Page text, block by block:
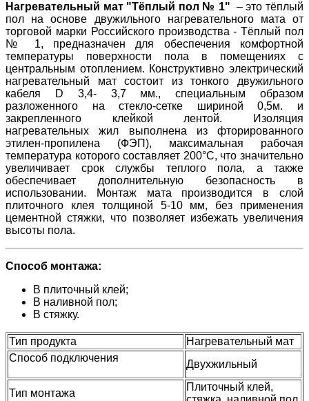
Нагревательный мат "Тёплый пол № 1" – это тёплый
пол на основе двужильного нагревательного мата от
торговой марки Российского производства - Тёплый пол
№ 1, предназначен для обеспечения комфортной
температуры поверхности пола в помещениях с
центральным отоплением. Конструктивно электрический
нагревательный мат состоит из тонкого двужильного
кабеля D 3,4- 3,7 мм., специальным образом
разложенного на стекло-сетке шириной 0,5м. и
закрепленного клейкой лентой. Изоляция
нагревательных жил выполнена из фторированного
этилен-пропилена (ФЭП), максимальная рабочая
температура которого составляет 200°С, что значительно
увеличивает срок службы теплого пола, а также
обеспечивает дополнительную безопасность в
использовании. Монтаж мата производится в слой
плиточного клея толщиной 5-10 мм, без применения
цементной стяжки, что позволяет избежать увеличения
высоты пола.
Способ монтажа:
В плиточный клей;
В наливной пол;
В стяжку.
Тип продукта
Нагревательный мат
Способ подключения
Двухжильный
Тип монтажа
Плиточный клей,